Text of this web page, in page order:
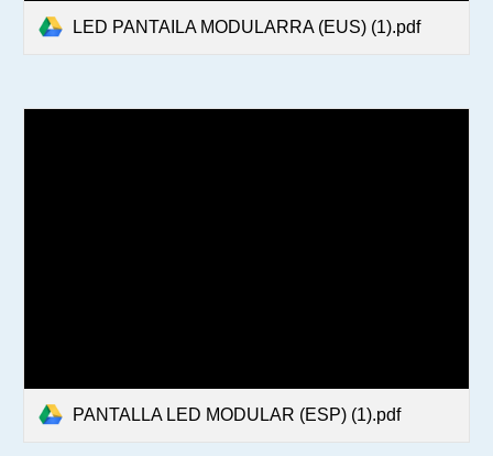
LED PANTAILA MODULARRA (EUS) (1).pdf
PANTALLA LED MODULAR (ESP) (1).pdf